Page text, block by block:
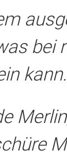
bei
kann.